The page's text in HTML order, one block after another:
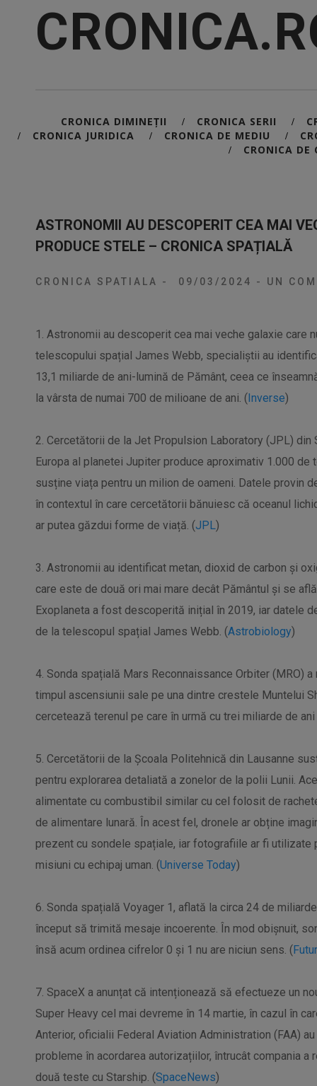
CRONICA DIMINEȚII / CRONICA SERII /
/ CRONICA JURIDICA / CRONICA DE MEDIU /
/ CRONICA DE
ASTRONOMII AU DESCOPERIT CEA MAI
PRODUCE STELE – CRONICA SPAȚIALĂ
CRONICA SPATIALA - 09/03/2024 - UN
1. Astronomii au descoperit cea mai veche galaxie care
telescopului spațial James Webb, specialiștii au
13,1 miliarde de ani-lumină de Pământ, ceea ce
la vârsta de numai 700 de milioane de ani. (Inverse)
2. Cercetătorii de la Jet Propulsion Laboratory (JPL) din
Europa al planetei Jupiter produce aproximativ 1.000 de
susține viața pentru un milion de oameni. Datele provin
în contextul în care cercetătorii bănuiesc că oceanul
ar putea găzdui forme de viață. (JPL)
3. Astronomii au identificat metan, dioxid de carbon și
care este de două ori mai mare decât Pământul și se
Exoplaneta a fost descoperită inițial în 2019, iar datele
de la telescopul spațial James Webb. (Astrobiology)
4. Sonda spațială Mars Reconnaissance Orbiter (MRO)
timpul ascensiunii sale pe una dintre crestele Muntelui
cercetează terenul pe care în urmă cu trei miliarde de ani
5. Cercetătorii de la Școala Politehnică din Lausanne
pentru explorarea detaliată a zonelor de la polii Lunii.
alimentate cu combustibil similar cu cel folosit de
de alimentare lunară. În acest fel, dronele ar obține
prezent cu sondele spațiale, iar fotografiile ar fi
misiuni cu echipaj uman. (Universe Today)
6. Sonda spațială Voyager 1, aflată la circa 24 de
început să trimită mesaje incoerente. În mod obișnuit,
însă acum ordinea cifrelor 0 și 1 nu are niciun sens. (
7. SpaceX a anunțat că intenționează să efectueze un
Super Heavy cel mai devreme în 14 martie, în cazul în
Anterior, oficialii Federal Aviation Administration (FAA)
probleme în acordarea autorizațiilor, întrucât compania
două teste cu Starship. (SpaceNews)